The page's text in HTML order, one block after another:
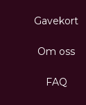
Gavekort
Om oss
FAQ